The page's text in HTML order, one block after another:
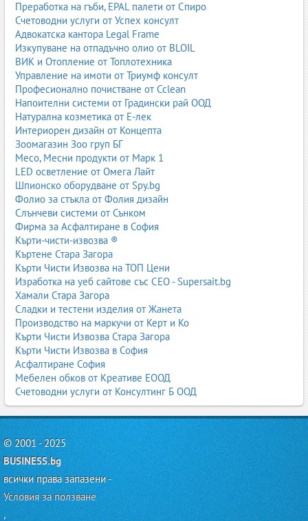
Преработка на гъби, EPAL палети от Спиро
Счетоводни услуги от Успех консулт
Адвокатска кантора Legal Frame
Изкупуване на отпадъчно олио от BLOIL
ВИК и Отопление от Топлотехника
Управление на имоти от Триумф консулт
Професионално почистване от Cclean
Напоителни системи от Градински рай ООД
Натурална козметика от Е-лек
Интериорен дизайн от Концепта
Зоомагазин Зоо груп БГ
Месо, Месни продукти от Марк 1
LED осветление от Омега Лайт
Шпионско оборудване от Spy.bg
Фолио за стъкла от Фолия дизайн
Слънчеви системи от Сънком
Фирма за Асфалтиране в София
Кърти-чисти-извозва ®
Къртене Стара Загора
Кърти Чисти Извозва на ТОП Цени
Изработка на уеб сайтове със СЕО - Supersait.bg
Хамали Стара Загора
Сладки и тестени изделия от Жанета
Производство на маркучи от Керт и Ко
Кърти Чисти Извозва Стара Загора
Кърти Чисти Извозва в София
Асфалтиране София
Мебелен обков от Креативе ЕООД
Счетоводни услуги от Консултинг Б ООД
© 2001 - 2025
BUSINESS.bg
всички права запазени -
Условия за ползване
,